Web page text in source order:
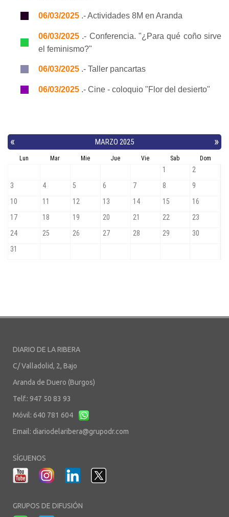
06/03/2025 .- Actividades 8M en Aranda
06/03/2025 .- Conferencia. "¿Para qué coño sirve
el feminismo?"
06/03/2025 .- Taller pancartas
06/03/2025 .- Cine - coloquio "Flor del desierto"
DIARIO DE LA RIBERA
C/ Valladolid, 2, Bajo
Aranda de Duero (Burgos)
Telf.: 947 50 83 93
Móvil: 640 781 604
Email: diariodelaribera@grupodr.com
SÍGUENOS
GRUPOS DE DIFUSIÓN